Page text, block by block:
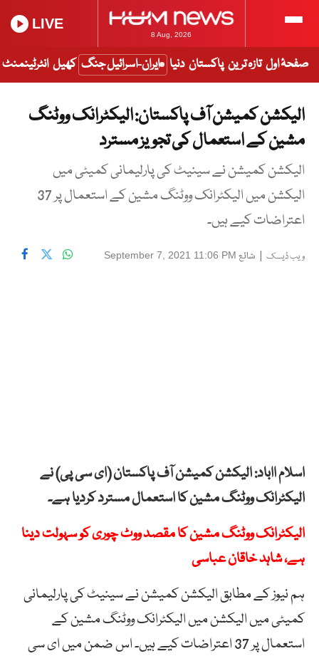
8 Aug, 2026
LIVE
صفحۂ اول تازہ ترین پاکستان دنیا ایران-اسرائیل جنگ کھیل انٹرٹینمنٹ
الیکشن کمیشن آف پاکستان: الیکٹرانک ووٹنگ
مشین کے استعمال کی تجویز مسترد
الیکشن کمیشن نے سینیٹ کی پارلیمانی کمیٹی میں
الیکشن میں الیکٹرانک ووٹنگ مشین کے استعمال پر 37
اعتراضات کیے ہیں۔
ویب ڈیسک | شائع September 7, 2021 11:06 PM
اسلام ااباد: الیکشن کمیشن آف پاکستان (ای سی پی) نے
الیکٹرانک ووٹنگ مشین کا استعمال مسترد کردیا ہے۔
الیکٹرانک ووٹنگ مشین کا مقصد ووٹ چوری کو سہولت دینا
ہے، شاہد خاقان عباسی
ہم نیوز کے مطابق الیکشن کمیشن نے سینیٹ کی پارلیمانی
کمیٹی میں الیکشن میں الیکٹرانک ووٹنگ مشین کے
استعمال پر 37 اعتراضات کیے ہیں۔ اس ضمن میں ای سی